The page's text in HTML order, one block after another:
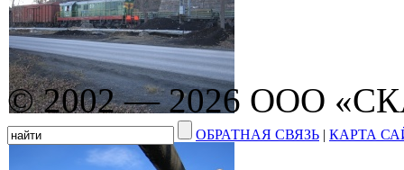
© 2002 — 2026 ООО
ОБРАТНАЯ СВЯЗЬ | КАРТА